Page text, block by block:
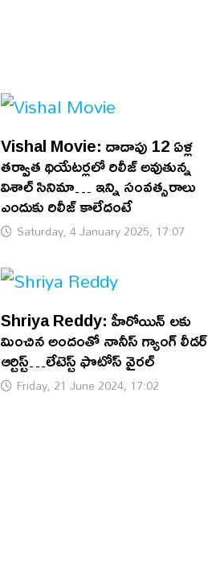
Vishal Movie: దాదాపు 12 ఏళ్ల
తర్వాత థియేటర్లలో రిలీజ్ అవుతున్న
విశాల్ సినిమా… ఇన్ని సంవత్సరాలు
ఎందుకు రిలీజ్ కాలేదంటే
Saturday, 4 January 2025, 17:07
Shriya Reddy: హీరోయిన్ లకు
మించిన అందంతో నానీస్ గ్యాంగ్ లీడర్
ఆర్టిస్ట్…లేటెస్ట్ ఫొటోస్ వైరల్
Friday, 21 June 2024, 17:02